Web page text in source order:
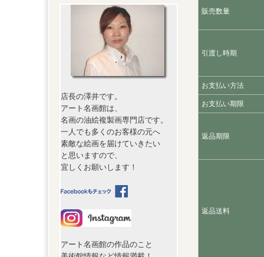
店長の澤井です。
アート名画館は、
名画の油絵複製画専門店です。
一人でも多くのお客様の元へ
素敵な絵画を届けていきたい
と思いますので、
宜しくお願いします！
アート名画館の作品のこと
販売数量
引渡し時期
お支払い方法
お支払い期限
返品期限
返品送料